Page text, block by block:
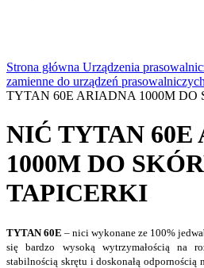
Strona główna Urządzenia
zamienne do urządzeń prasowalniczych
TYTAN 60E ARIADNA 1000M DO
NIĆ TYTAN 60E
1000M DO
TAPICERKI
TYTAN 60E – nici wykonane ze 100%
się bardzo wysoką wytrzymałością na
stabilnością skrętu i doskonałą odpornością